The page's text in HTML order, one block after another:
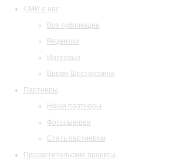
СМИ о нас
Все публикации
Рецензии
Интервью
Время Шостаковича
Партнеры
Наши партнеры
Фотогалерея
Стать партнером
Просветительские проекты